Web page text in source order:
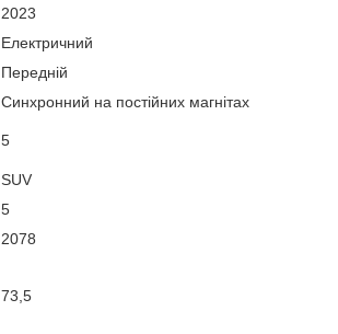
2023
Електричний
Передній
Синхронний на постійних магнітах
5
SUV
5
2078
73,5